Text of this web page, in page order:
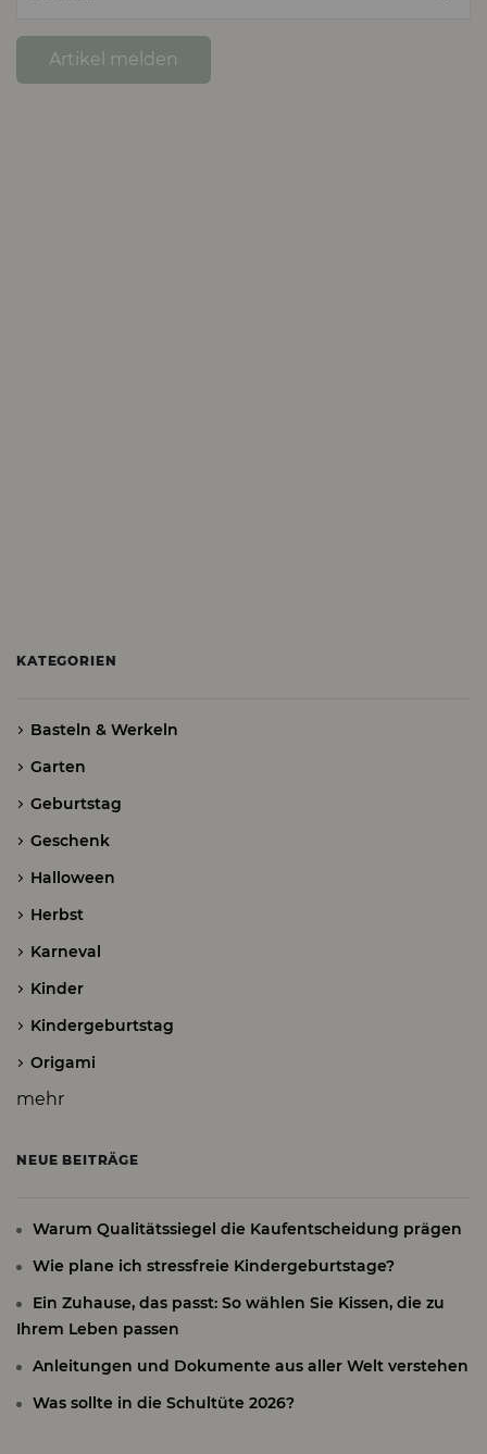
Artikel melden
KATEGORIEN
Basteln & Werkeln
Garten
Geburtstag
Geschenk
Halloween
Herbst
Karneval
Kinder
Kindergeburtstag
Origami
mehr
NEUE BEITRÄGE
Warum Qualitätssiegel die Kaufentscheidung prägen
Wie plane ich stressfreie Kindergeburtstage?
Ein Zuhause, das passt: So wählen Sie Kissen, die zu
Ihrem Leben passen
Anleitungen und Dokumente aus aller Welt verstehen
Was sollte in die Schultüte 2026?